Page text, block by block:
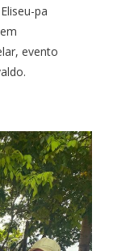
pa
evento